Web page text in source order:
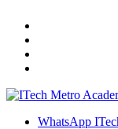
WhatsApp